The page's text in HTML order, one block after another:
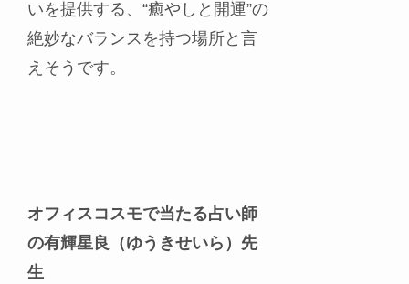
いを提供する、“癒やしと開運”の
絶妙なバランスを持つ場所と言
えそうです。
オフィスコスモで当たる占い師
の有輝星良（ゆうきせいら）先
生